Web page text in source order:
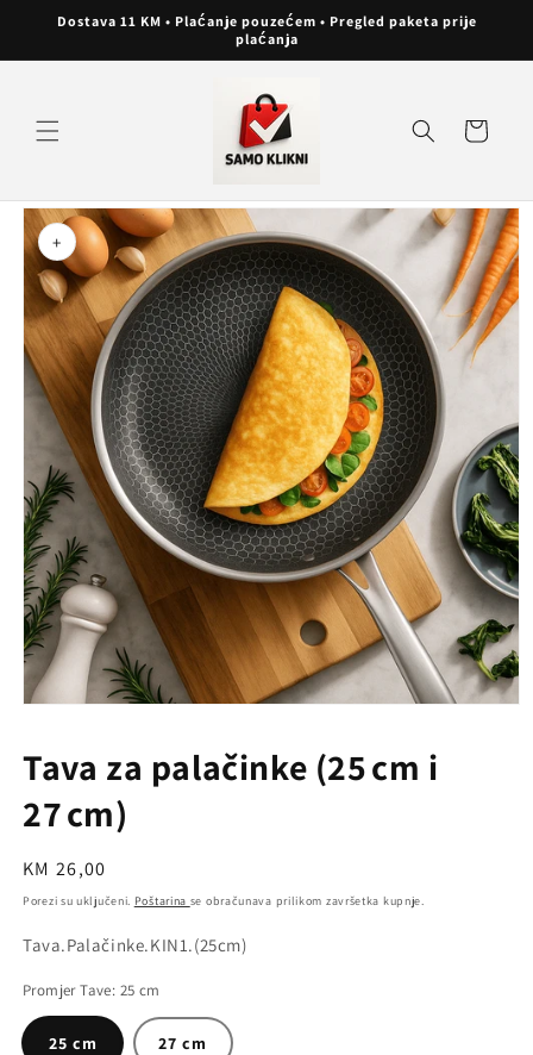
Dostava 11 KM • Plaćanje pouzećem • Pregled paketa prije
plaćanja
Košarica
informacija
o
proizvodu
+
u
dijaloškom
okviru
Tava za palačinke (25 cm i
27 cm)
Redovna
cijena
KM 26,00
Porezi su uključeni. Poštarina se obračunava prilikom završetka kupnje.
Inventarna
(SKU):
Tava.Palačinke.KIN1.(25cm)
Promjer Tave: 25 cm
25 cm 27 cm